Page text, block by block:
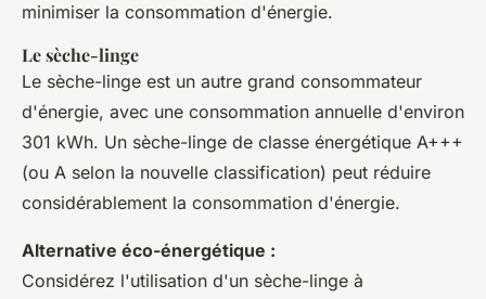
minimiser la consommation d'énergie.
Le sèche-linge
Le sèche-linge est un autre grand consommateur
d'énergie, avec une consommation annuelle d'environ
301 kWh. Un sèche-linge de classe énergétique A+++
(ou A selon la nouvelle classification) peut réduire
considérablement la consommation d'énergie.
Alternative éco-énergétique :
Considérez l'utilisation d'un sèche-linge à